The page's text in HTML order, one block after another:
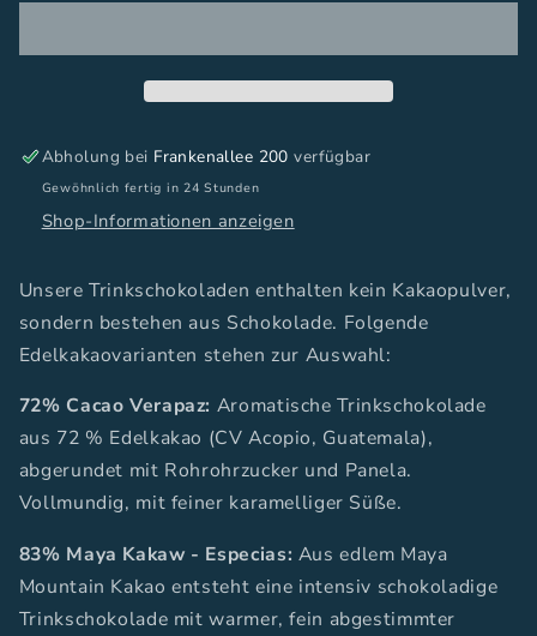
Abholung bei Frankenallee 200 verfügbar
Gewöhnlich fertig in 24 Stunden
Shop-Informationen anzeigen
Unsere Trinkschokoladen enthalten kein Kakaopulver,
sondern bestehen aus Schokolade. Folgende
Edelkakaovarianten stehen zur Auswahl:
72% Cacao Verapaz: Aromatische Trinkschokolade
aus 72 % Edelkakao (CV Acopio, Guatemala),
abgerundet mit Rohrohrzucker und Panela.
Vollmundig, mit feiner karamelliger Süße.
83% Maya Kakaw - Especias: Aus edlem Maya
Mountain Kakao entsteht eine intensiv schokoladige
Trinkschokolade mit warmer, fein abgestimmter